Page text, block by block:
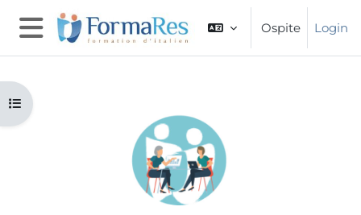
Pannello laterale
Ospite Login
Apri indice del corso